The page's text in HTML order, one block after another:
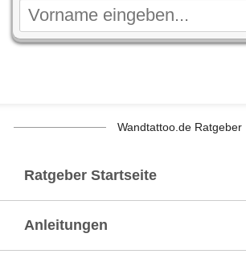
Wandtattoo.de Ratgeber
Ratgeber Startseite
Anleitungen